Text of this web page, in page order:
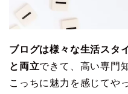
ブログは様々な生活スタ
と両立できて、高い専門
こっちに魅力を感じてや